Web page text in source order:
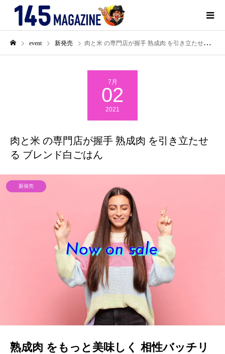
event 新発売 肉と米 の専門店が握手 熟成肉 を引き立たせる ブレンド白ごはん
7月
02
2021
肉と米 の専門店が握手 熟成肉 を引き立たせ
る ブレンド白ごはん
新発売
熟成肉 をもっと美味しく 相性バッチリ